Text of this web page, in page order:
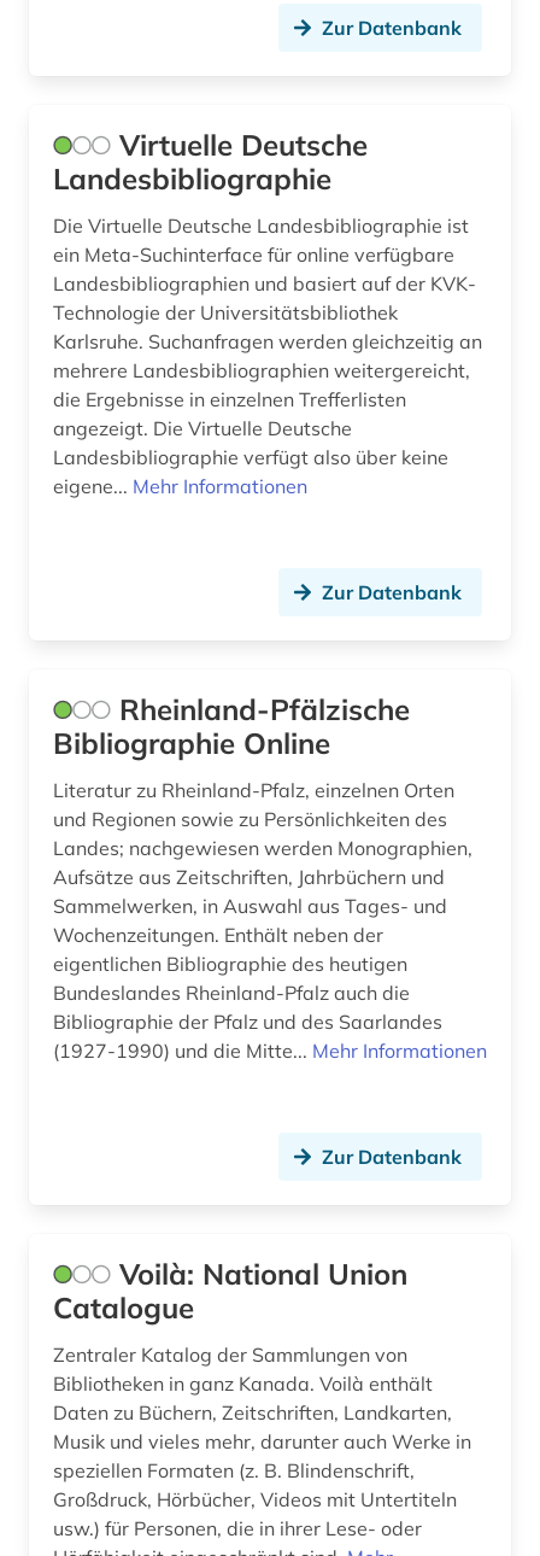
geisteswissenschaften (1)
geographie (1)
geowissenschaften (1)
geschichte (30)
geschichte 1000-2000 (1)
geschichte 1473-1800 (1)
geschichte 1520-1944 (1)
gesellschaft (1)
graubünden (1)
griechenland (1)
großbritannien (7)
grundwasser (1)
grönland (1)
gus (1)
gälisch (1)
hamburg (2)
hispanistik (5)
historische landeskunde (1)
hochschulschrift (2)
iberische halbinsel (1)
iberoromanisch (1)
USA (7)
Ukraine (5)
Ungarn (8)
Zypern (1)
Zur Datenbank
Virtuelle Deutsche
Landesbibliographie
Die Virtuelle Deutsche Landesbibliographie ist
ein Meta-Suchinterface für online verfügbare
Landesbibliographien und basiert auf der KVK-
Technologie der Universitätsbibliothek
Karlsruhe. Suchanfragen werden gleichzeitig an
mehrere Landesbibliographien weitergereicht,
die Ergebnisse in einzelnen Trefferlisten
angezeigt. Die Virtuelle Deutsche
Landesbibliographie verfügt also über keine
eigene... Mehr Informationen
Zur Datenbank
Rheinland-Pfälzische
Bibliographie Online
Literatur zu Rheinland-Pfalz, einzelnen Orten
und Regionen sowie zu Persönlichkeiten des
Landes; nachgewiesen werden Monographien,
Aufsätze aus Zeitschriften, Jahrbüchern und
Sammelwerken, in Auswahl aus Tages- und
Wochenzeitungen. Enthält neben der
eigentlichen Bibliographie des heutigen
Bundeslandes Rheinland-Pfalz auch die
Bibliographie der Pfalz und des Saarlandes
(1927-1990) und die Mitte... Mehr Informationen
Zur Datenbank
Voilà: National Union
Catalogue
Zentraler Katalog der Sammlungen von
Bibliotheken in ganz Kanada. Voilà enthält
Daten zu Büchern, Zeitschriften, Landkarten,
Musik und vieles mehr, darunter auch Werke in
speziellen Formaten (z. B. Blindenschrift,
Großdruck, Hörbücher, Videos mit Untertiteln
usw.) für Personen, die in ihrer Lese- oder